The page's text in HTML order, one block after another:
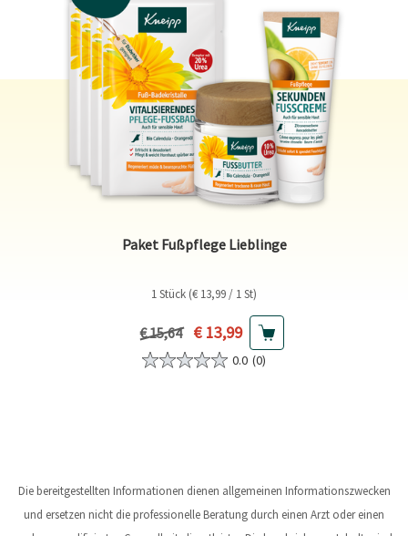
Paket Fußpflege Lieblinge
1 Stück (€ 13,99 / 1 St)
Vorheriger Preis
€ 15,64 Aktueller Preis
€ 13,99
0.0 (0)
Die bereitgestellten Informationen dienen allgemeinen Informationszwecken
und ersetzen nicht die professionelle Beratung durch einen Arzt oder einen